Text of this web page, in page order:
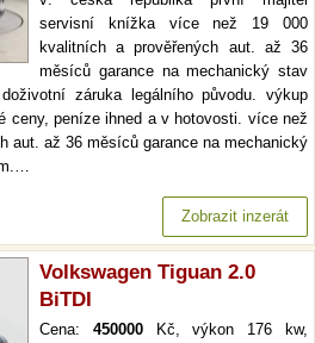
servisní knížka více než 19 000
kvalitních a prověřených aut. až 36
měsíců garance na mechanický stav
záruka legálního původu. výkup
ceny, peníze ihned a v hotovosti. více než
aut. až 36 měsíců garance na mechanický
Zobrazit inzerát
Volkswagen Tiguan 2.0
BiTDI
Cena: 450000Kč, výkon 176 kw,